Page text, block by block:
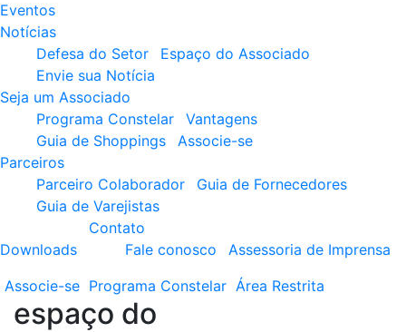
Eventos
Notícias
Defesa do Setor
Espaço do Associado
Envie sua Notícia
Seja um Associado
Programa Constelar
Vantagens
Guia de Shoppings
Associe-se
Parceiros
Parceiro Colaborador
Guia de Fornecedores
Guia de Varejistas
Downloads
Contato
Fale conosco
Assessoria de Imprensa
Associe-se Programa Constelar Área Restrita
espaço do